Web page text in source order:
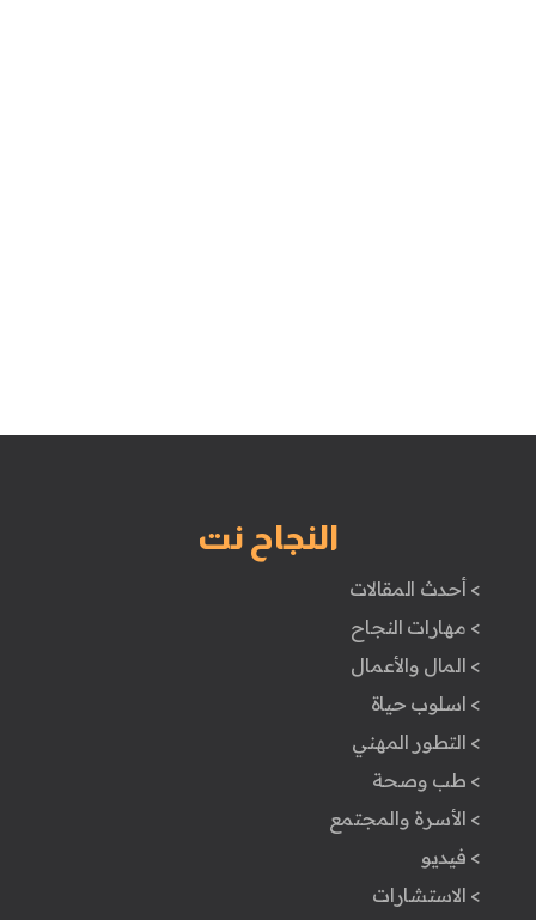
النجاح نت
> أحدث المقالات
> مهارات النجاح
> المال والأعمال
> اسلوب حياة
> التطور المهني
> طب وصحة
> الأسرة والمجتمع
> فيديو
> الاستشارات